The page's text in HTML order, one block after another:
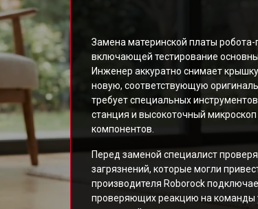
Замена материнской платы
включающей тестирование
Инженер аккуратно снимает
новую, соответствующую
требует специальных
станция и высокоточный
компонентов.
Перед заменой специалист
загрязнений, которые могли
производителя Roborock
проверяющих реакцию на команды